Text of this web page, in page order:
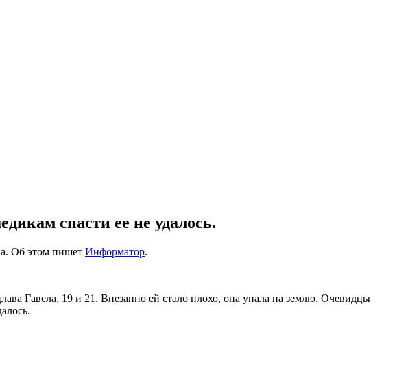
спасти ее не удалось.
Об этом пишет Информатор.
Гавела, 19 и 21. Внезапно ей стало плохо, она упала на землю. Очевидцы